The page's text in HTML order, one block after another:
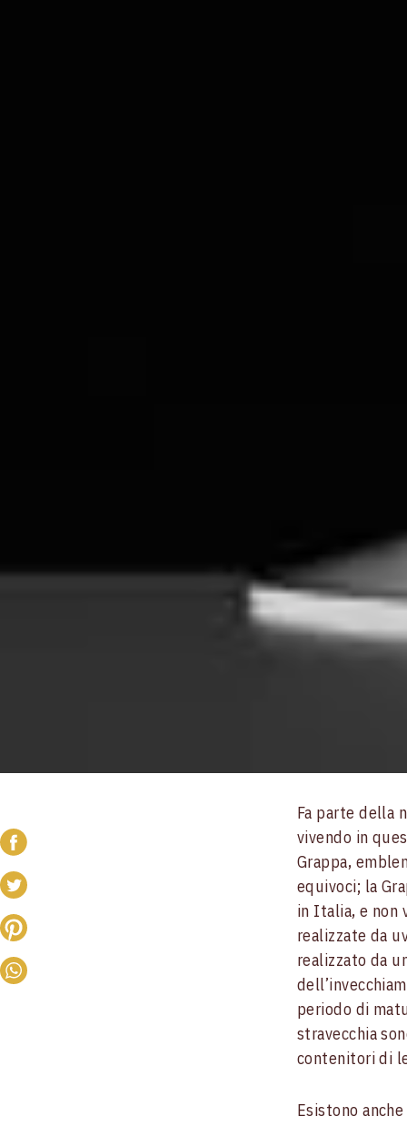
Fa parte della
vivendo in
Grappa,
equivoci; la
in Italia, e non
realizzate da
realizzato da
periodo di
stravecchia
contenitori di
Esistono